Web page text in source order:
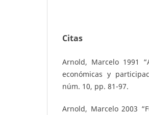
Citas
Arnold, Marcelo 1991
económicas y
núm. 10, pp. 81-97.
Arnold, Marcelo 2003